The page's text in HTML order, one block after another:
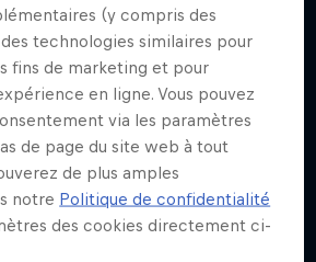
majeurs
(y compris des
technologies similaires pour
fins de marketing et pour
en ligne. Vous pouvez
via les paramètres
de page du site web à tout
de plus amples
notre Politique de confidentialité
des cookies directement ci-